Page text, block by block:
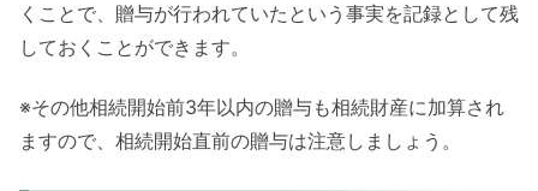
くことで、贈与が行われていたという事実を記録として残
しておくことができます。
※その他相続開始前3年以内の贈与も相続財産に加算され
ますので、相続開始直前の贈与は注意しましょう。